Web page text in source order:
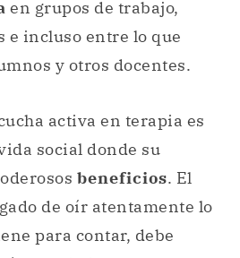
en grupos de trabajo,
e incluso entre lo que
y otros docentes.
activa en terapia es
social donde su
beneficios. El
de oír atentamente lo
para contar, debe